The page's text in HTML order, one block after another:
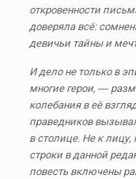
откровенности
доверяла всё:
девичьи тайны и
И дело не только в
многие герои, ―
колебания в её
праведников
в столице. Не к лицу,
строки в данной
повесть включены